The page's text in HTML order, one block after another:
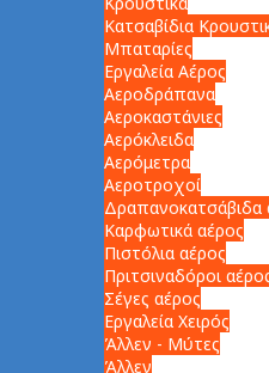
Κατσαβίδια
Μπαταρίες
Εργαλεία Αέρος
Αεροδράπανα
Αεροκαστάνιες
Αερόκλειδα
Αερόμετρα
Αεροτροχοί
Δραπανοκατσάβιδα
Καρφωτικά αέρος
Πιστόλια αέρος
Πριτσιναδόροι
Σέγες αέρος
Εργαλεία Χειρός
Άλλεν - Μύτες
Άλλεν